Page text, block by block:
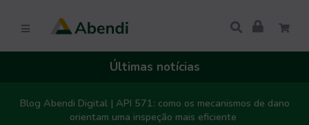
Últimas notícias
Blog Abendi Digital | API 571: como os mecanismos de dano
orientam uma inspeção mais eficiente